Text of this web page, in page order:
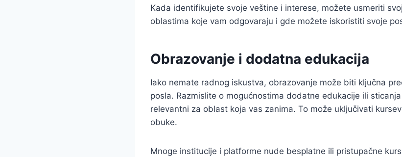
Kada identifikujete svoje veštine i interese, možete usmeriti
oblastima koje vam odgovaraju i gde možete iskoristiti svoje
Obrazovanje i dodatna edukacija
Iako nemate radnog iskustva, obrazovanje može biti ključna
posla. Razmislite o mogućnostima dodatne edukacije ili
relevantni za oblast koja vas zanima. To može uključivati
obuke.
Mnoge institucije i platforme nude besplatne ili pristupačne